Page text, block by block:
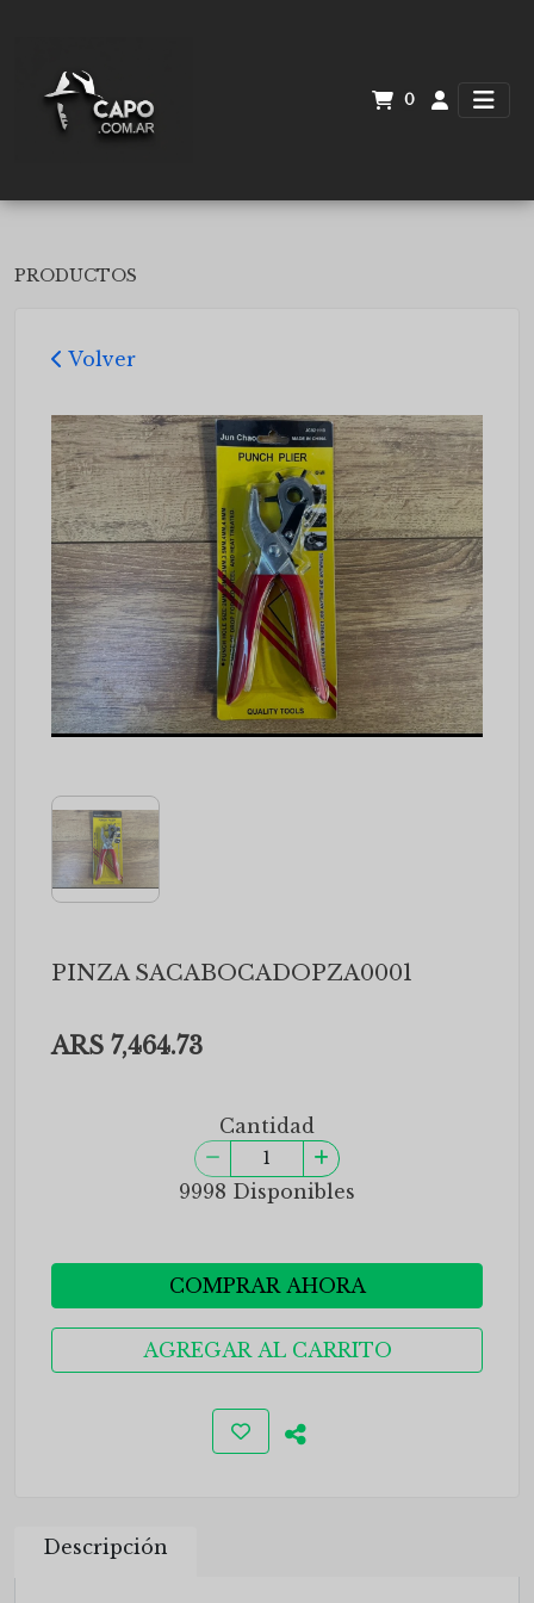
0
PRODUCTOS
Volver
PINZA SACABOCADOPZA0001
ARS 7,464.73
Cantidad
9998 Disponibles
COMPRAR AHORA
AGREGAR AL CARRITO
Descripción